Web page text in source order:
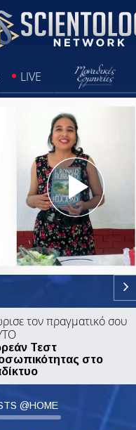
LIVE
Play
Video
τον πραγματικό σου
Τεστ
στο
@HOME